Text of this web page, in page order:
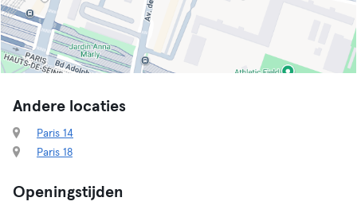
Andere locaties
Paris 14
Paris 18
Openingstijden